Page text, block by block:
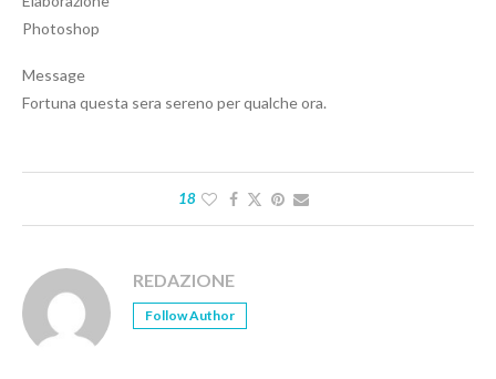
Photoshop
Message
Fortuna questa sera sereno per qualche ora.
18
REDAZIONE
Follow Author